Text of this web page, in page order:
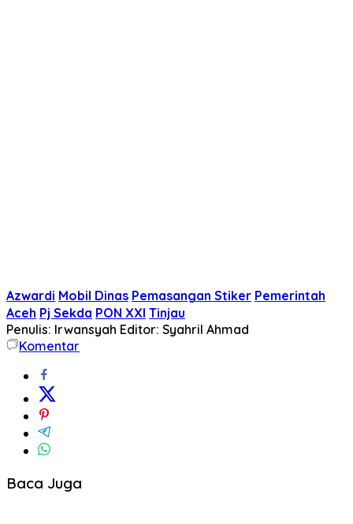
Azwardi Mobil Dinas Pemasangan Stiker Pemerintah
Aceh Pj Sekda PON XXI Tinjau
Penulis: Irwansyah Editor: Syahril Ahmad
Komentar
Baca Juga